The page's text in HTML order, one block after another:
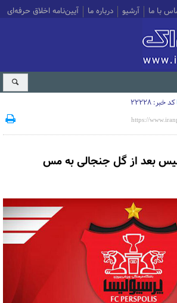
با ما آرشیو درباره ما آیین‌نامه اخلاق حرفه‌ای
کد خبر: 22228
بعد از گل جنجالی به مس